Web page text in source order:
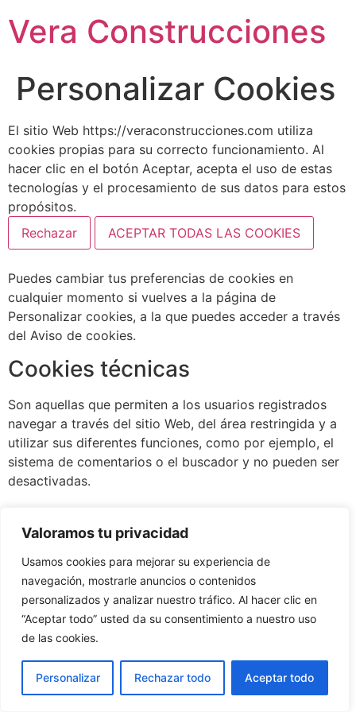
Valoramos tu privacidad
Usamos cookies para mejorar su experiencia de
navegación, mostrarle anuncios o contenidos
personalizados y analizar nuestro tráfico. Al hacer clic en
“Aceptar todo” usted da su consentimiento a nuestro uso
de las cookies.
Personalizar Rechazar todo Aceptar todo
Vera Construcciones
Personalizar Cookies
El sitio Web https://veraconstrucciones.com utiliza
cookies propias para su correcto funcionamiento. Al
hacer clic en el botón Aceptar, acepta el uso de estas
tecnologías y el procesamiento de sus datos para estos
propósitos.
Rechazar
ACEPTAR TODAS LAS COOKIES
Puedes cambiar tus preferencias de cookies en
cualquier momento si vuelves a la página de
Personalizar cookies, a la que puedes acceder a través
del Aviso de cookies.
Cookies técnicas
Son aquellas que permiten a los usuarios registrados
navegar a través del sitio Web, del área restringida y a
utilizar sus diferentes funciones, como por ejemplo, el
sistema de comentarios o el buscador y no pueden ser
desactivadas.
Todos los derechos reservados